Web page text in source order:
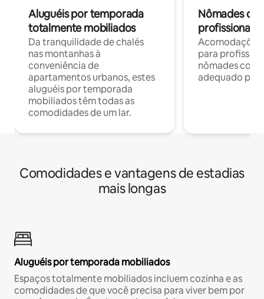
Aluguéis por temporada
totalmente mobiliados
Da tranquilidade de chalés
nas montanhas à
conveniência de
apartamentos urbanos, estes
aluguéis por temporada
mobiliados têm todas as
comodidades de um lar.
Nômades
profissionais
para
nômades com
adequado
Comodidades e vantagens de estadias
mais longas
Aluguéis por temporada mobiliados
Espaços totalmente mobiliados incluem cozinha e as
comodidades de que você precisa para viver bem por